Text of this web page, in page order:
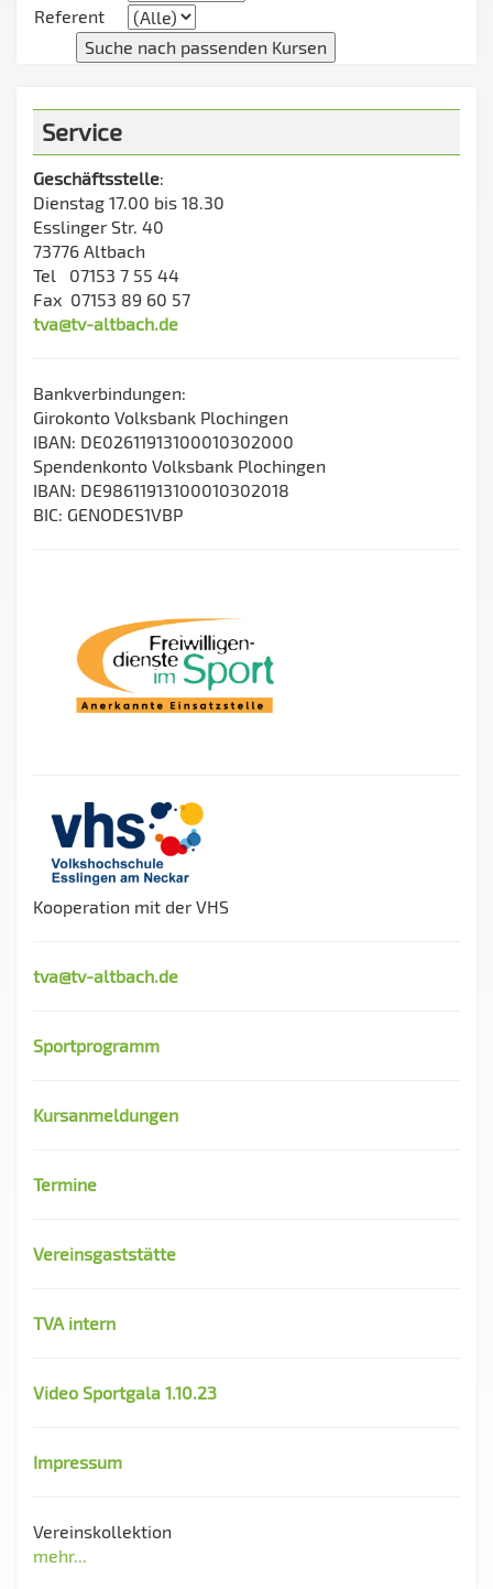
Referent
Service
Geschäftsstelle:
Dienstag 17.00 bis 18.30
Esslinger Str. 40
73776 Altbach
Tel 07153 7 55 44
Fax 07153 89 60 57
tva@tv-altbach.de
Bankverbindungen:
Girokonto Volksbank Plochingen
IBAN: DE02611913100010302000
Spendenkonto Volksbank Plochingen
IBAN: DE98611913100010302018
BIC: GENODES1VBP
Kooperation mit der VHS
tva@tv-altbach.de
Sportprogramm
Kursanmeldungen
Termine
Vereinsgaststätte
TVA intern
Video Sportgala 1.10.23
Impressum
Vereinskollektion
mehr...